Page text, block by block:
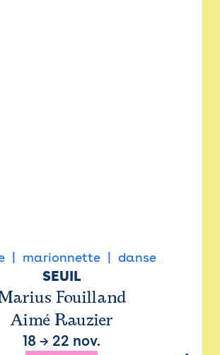
marionnette danse
SEUIL
Fouilland
Aimé Rauzier
18 → 22 nov.